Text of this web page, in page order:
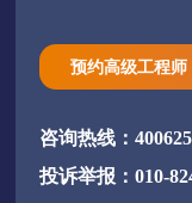
预约高级工程师
咨询热线：
投诉举报：010-